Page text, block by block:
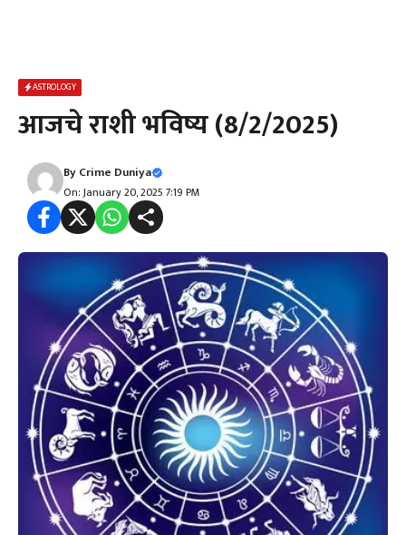
ASTROLOGY
आजचे राशी भविष्य (8/2/2025)
ByCrime Duniya
On: January 20, 2025 7:19 PM